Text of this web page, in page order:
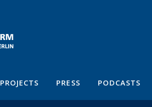
PROJECTS PRESS PODCASTS